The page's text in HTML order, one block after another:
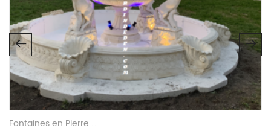
Fontaines en Pierre Reconstituee